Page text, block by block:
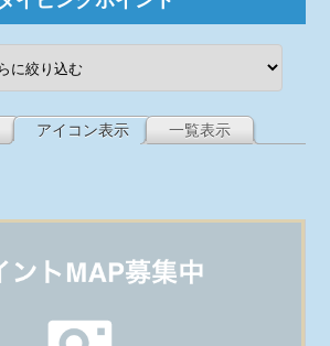
アイコン表示 一覧表示